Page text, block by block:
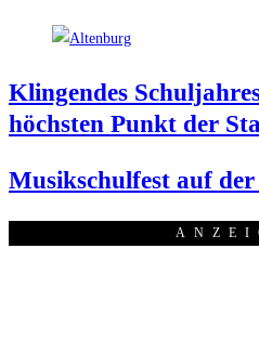
Klin­gen­des
höchs­ten Punkt der
Musik­schul­fest auf